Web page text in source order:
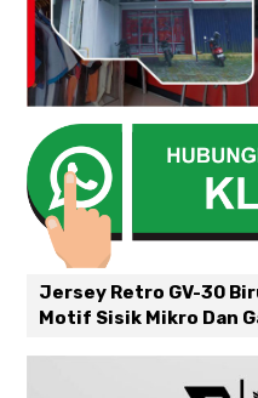
Jersey Retro GV-30
Motif Sisik Mikro Dan